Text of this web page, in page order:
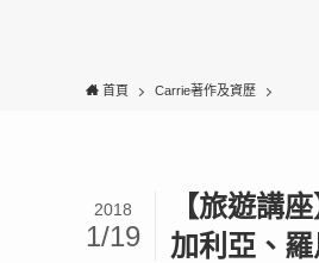
首頁 Carrie著作及資歷
【旅遊講
加利亞、
2018
1/19